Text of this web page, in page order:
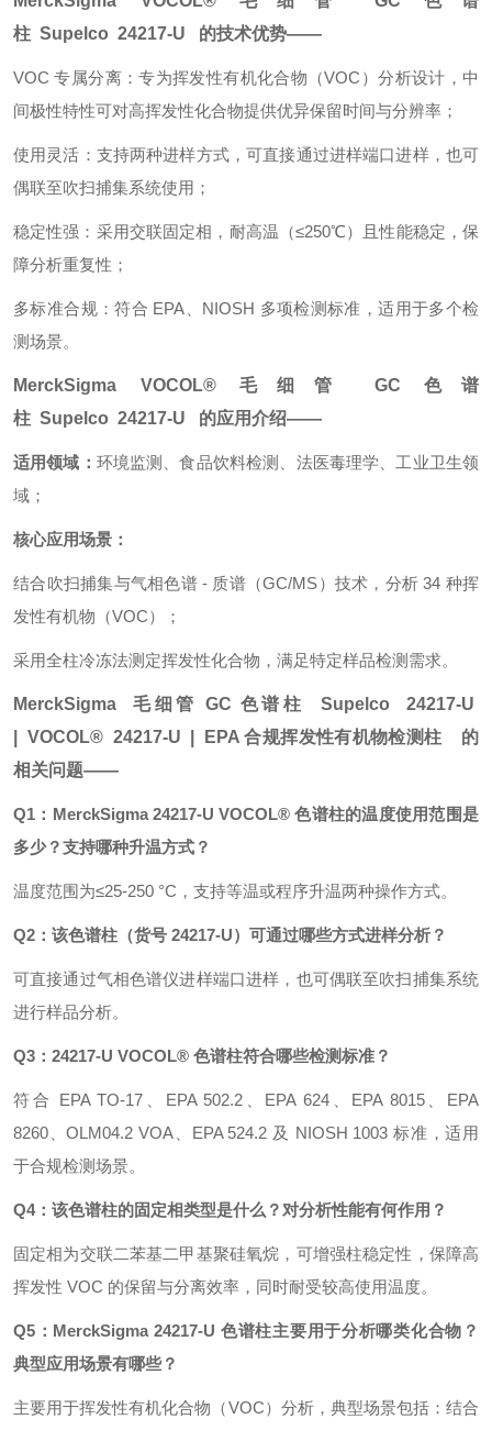
柱 Supelco 24217-U 的技术优势——
VOC 专属分离：专为挥发性有机化合物（VOC）分析设计，中
间极性特性可对高挥发性化合物提供优异保留时间与分辨率；
使用灵活：支持两种进样方式，可直接通过进样端口进样，也可
偶联至吹扫捕集系统使用；
稳定性强：采用交联固定相，耐高温（≤250℃）且性能稳定，保
障分析重复性；
多标准合规：符合 EPA、NIOSH 多项检测标准，适用于多个检
测场景。
MerckSigma VOCOL® 毛细管 GC 色谱
柱 Supelco 24217-U 的应用介绍——
适用领域： 环境监测、食品饮料检测、法医毒理学、工业卫生领
域；
核心应用场景：
结合吹扫捕集与气相色谱 - 质谱（GC/MS）技术，分析 34 种挥
发性有机物（VOC）；
采用全柱冷冻法测定挥发性化合物，满足特定样品检测需求。
MerckSigma 毛细管 GC 色谱柱 Supelco 24217-U
VOCOL® 24217-U |
EPA 合规挥发性有机物检测柱 的
相关问题——
Q1：MerckSigma 24217-U VOCOL® 色谱柱的温度使用范围是
多少？支持哪种升温方式？
温度范围为≤25-250 °C，支持等温或程序升温两种操作方式。
Q2：该色谱柱（货号 24217-U）可通过哪些方式进样分析？
可直接通过气相色谱仪进样端口进样，也可偶联至吹扫捕集系统
进行样品分析。
Q3：24217-U VOCOL® 色谱柱符合哪些检测标准？
符合 EPA TO-17、EPA 502.2、EPA 624、EPA 8015、EPA
8260、OLM04.2 VOA、EPA 524.2 及 NIOSH 1003 标准，适用
于合规检测场景。
Q4：该色谱柱的固定相类型是什么？对分析性能有何作用？
固定相为交联二苯基二甲基聚硅氧烷，可增强柱稳定性，保障高
挥发性 VOC 的保留与分离效率，同时耐受较高使用温度。
Q5：MerckSigma 24217-U 色谱柱主要用于分析哪类化合物？
典型应用场景有哪些？
主要用于挥发性有机化合物（VOC）分析，典型场景包括：结合